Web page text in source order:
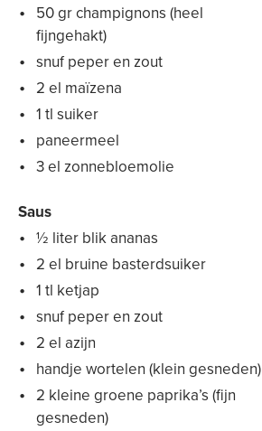
50 gr champignons (heel
fijngehakt)
snuf peper en zout
2 el maïzena
1 tl suiker
paneermeel
3 el zonnebloemolie
Saus
½ liter blik ananas
2 el bruine basterdsuiker
1 tl ketjap
snuf peper en zout
2 el azijn
handje wortelen (klein gesneden)
2 kleine groene paprika’s (fijn
gesneden)